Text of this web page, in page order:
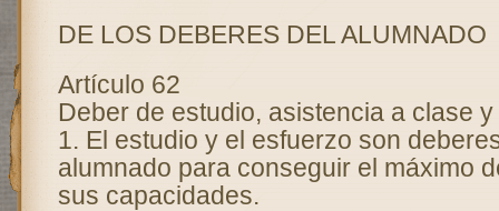
DE LOS DEBERES DEL ALUMNADO
Artículo 62
Deber de estudio, asistencia a clase
1. El estudio y el esfuerzo son
alumnado para conseguir el máximo
sus capacidades.